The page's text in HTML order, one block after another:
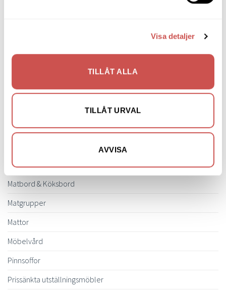
Visa detaljer
TILLÅT ALLA
TILLÅT URVAL
AVVISA
Bänkar & Pallar
Hallmöbler
Ljusbelysta Glastavlor
Matbord & Köksbord
Matgrupper
Mattor
Möbelvård
Pinnsoffor
Prissänkta utställningsmöbler